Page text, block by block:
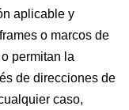
aplicable y
o marcos de
permitan la
de direcciones de
caso,